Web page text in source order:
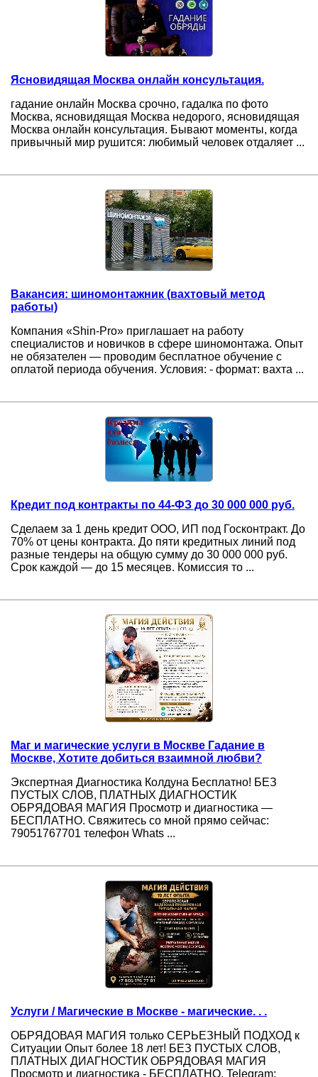
Ясновидящая Москва онлайн консультация.
гадание онлайн Москва срочно, гадалка по фото
Москва, ясновидящая Москва недорого, ясновидящая
Москва онлайн консультация. Бывают моменты, когда
привычный мир рушится: любимый человек отдаляет ...
Вакансия: шиномонтажник (вахтовый метод
работы)
Компания «Shin-Pro» приглашает на работу
специалистов и новичков в сфере шиномонтажа. Опыт
не обязателен — проводим бесплатное обучение с
оплатой периода обучения. Условия: - формат: вахта ...
Кредит под контракты по 44-ФЗ до 30 000 000 руб.
Сделаем за 1 день кредит ООО, ИП под Госконтракт. До
70% от цены контракта. До пяти кредитных линий под
разные тендеры на общую сумму до 30 000 000 руб.
Срок каждой — до 15 месяцев. Комиссия то ...
Маг и магические услуги в Москве Гадание в
Москве, Хотите добиться взаимной любви?
Экспертная Диагностика Колдуна Бесплатно! БЕЗ
ПУСТЫХ СЛОВ, ПЛАТНЫХ ДИАГНОСТИК
ОБРЯДОВАЯ МАГИЯ Просмотр и диагностика —
БЕСПЛАТНО. Свяжитесь со мной прямо сейчас:
79051767701 телефон Whats ...
Услуги / Магические в Москве - магические. . .
ОБРЯДОВАЯ МАГИЯ только СЕРЬЕЗНЫЙ ПОДХОД к
Ситуации Опыт более 18 лет! БЕЗ ПУСТЫХ СЛОВ,
ПЛАТНЫХ ДИАГНОСТИК ОБРЯДОВАЯ МАГИЯ
Просмотр и диагностика - БЕСПЛАТНО. Telegram: